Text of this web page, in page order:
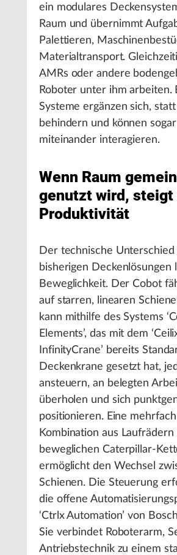
ein modulares
Raum und übernimmt
Palettieren,
Materialtransport.
AMRs oder andere
Roboter unter ihm arbeiten.
Systeme ergänzen sich,
behindern und können sogar
miteinander interagieren.
Wenn Raum
genutzt wird, steigt
Produktivität
Der technische Unterschied
bisherigen Deckenlösungen
Beweglichkeit. Der Cobot
auf starren, linearen
kann mithilfe des Systems
Elements’, das mit dem
InfinityCrane’ bereits
Deckenkrane gesetzt hat,
ansteuern, an belegten
überholen und sich
positionieren. Eine
Kombination aus
beweglichen Caterpillar-
ermöglicht den Wechsel
Schienen. Die Steuerung
die offene
‘Ctrlx Automation’ von
Sie verbindet Roboterarm,
Antriebstechnik zu einem